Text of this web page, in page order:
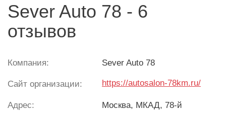
Sever Auto 78 - 6
отзывов
Компания: Sever Auto 78
Сайт организации: https://autosalon-78km.ru/
Адрес: Москва, МКАД, 78-й